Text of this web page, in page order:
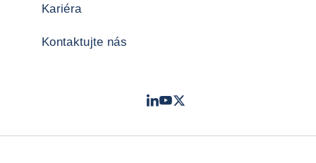
Kariéra
Kontaktujte nás
LinkedIn
Youtube
Twitter